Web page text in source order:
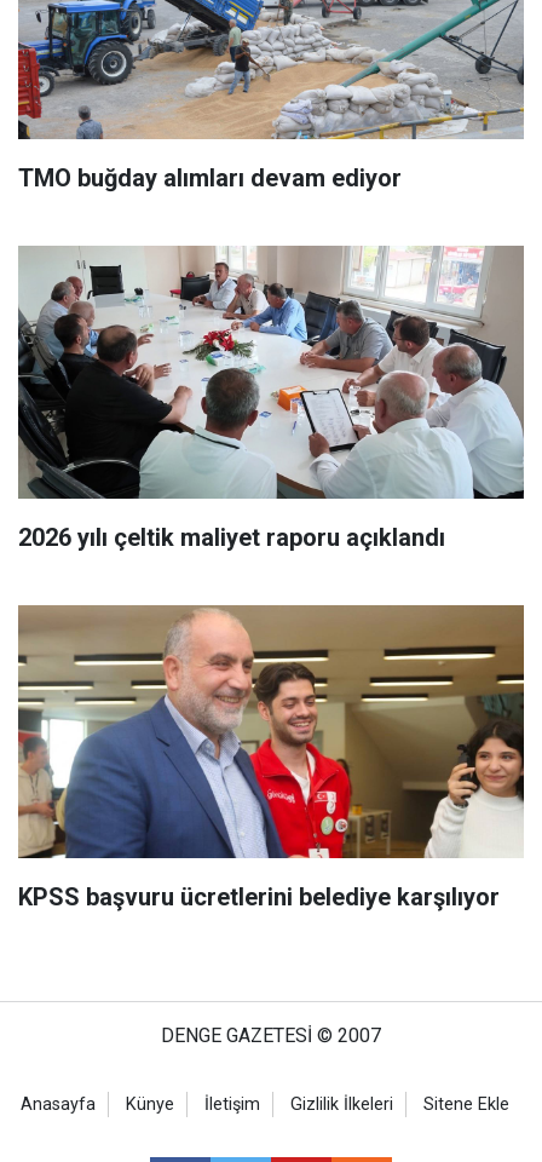
TMO buğday alımları devam ediyor
2026 yılı çeltik maliyet raporu açıklandı
KPSS başvuru ücretlerini belediye karşılıyor
DENGE GAZETESİ © 2007
Anasayfa Künye İletişim Gizlilik İlkeleri Sitene Ekle